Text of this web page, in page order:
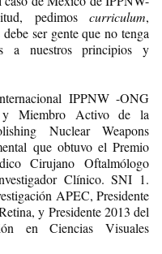
pedimos curriculum,
ser gente que no tenga
a nuestros principios y
IPPNW -ONG
Miembro Activo de la
Nuclear Weapons
que obtuvo el Premio
Cirujano Oftalmólogo
Clínico. SNI 1.
APEC, Presidente
y Presidente 2013 del
en Ciencias Visuales